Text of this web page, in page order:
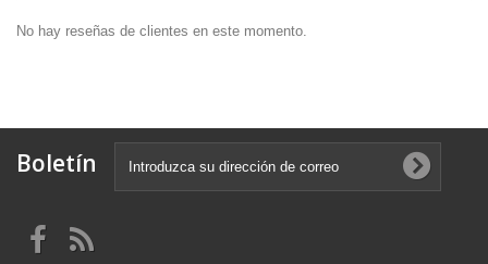
No hay reseñas de clientes en este momento.
Boletín